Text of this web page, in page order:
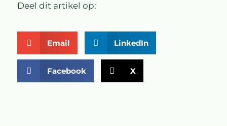
Deel dit artikel op:
Email LinkedIn
Facebook X